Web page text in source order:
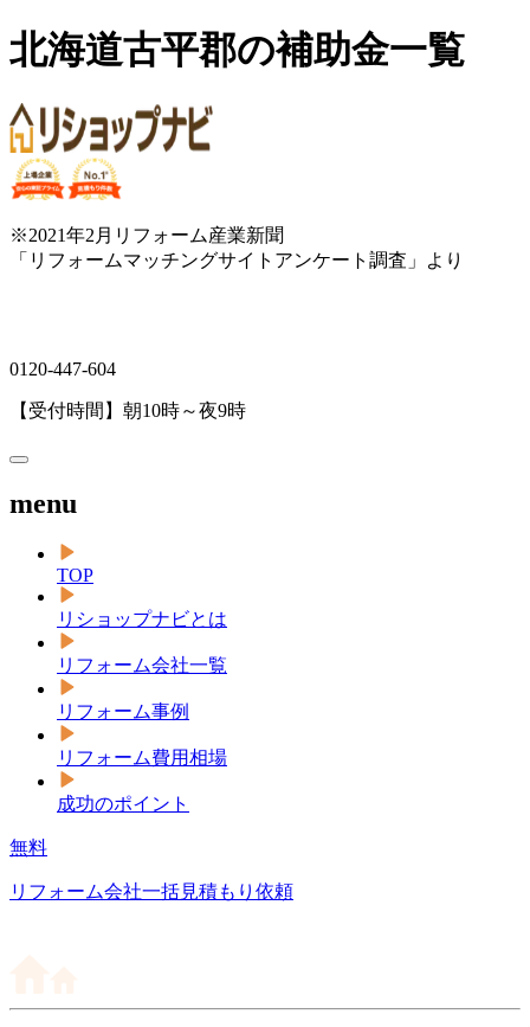
北海道古平郡の補助金一覧
※2021年2月リフォーム産業新聞
「リフォームマッチングサイトアンケート調査」より
0120-447-604
【受付時間】朝10時～夜9時
menu
TOP
リショップナビとは
リフォーム会社一覧
リフォーム事例
リフォーム費用相場
成功のポイント
無料
リフォーム会社一括見積もり依頼